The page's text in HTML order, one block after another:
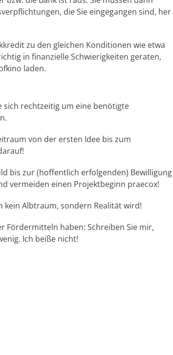
die Sie eingegangen sind, her
zu den gleichen Konditionen wie etwa
in finanzielle Schwierigkeiten geraten,
laden.
sich rechtzeitig um eine benötigte
von der ersten Idee bis zum
bis zur (hoffentlich erfolgenden) Bewilligung
vermeiden einen Projektbeginn praecox!
kein Albtraum, sondern Realität wird!
Fördermitteln haben: Schreiben Sie mir,
Ich beiße nicht!